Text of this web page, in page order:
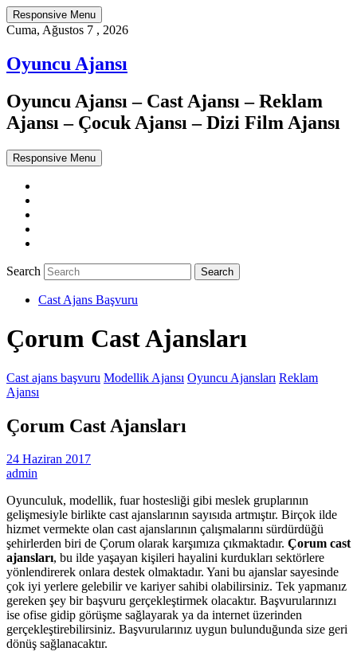
Responsive Menu
Cuma, Ağustos 7 , 2026
Oyuncu Ajansı
Oyuncu Ajansı – Cast Ajansı – Reklam
Ajansı – Çocuk Ajansı – Dizi Film Ajansı
Responsive Menu
Search
Cast Ajans Başvuru
Çorum Cast Ajansları
Cast ajans başvuru Modellik Ajansı Oyuncu Ajansları Reklam
Ajansı
Çorum Cast Ajansları
24 Haziran 2017
admin
Oyunculuk, modellik, fuar hostesliği gibi meslek gruplarının
gelişmesiyle birlikte cast ajanslarının sayısıda artmıştır. Birçok ilde
hizmet vermekte olan cast ajanslarının çalışmalarını sürdürdüğü
şehirlerden biri de Çorum olarak karşımıza çıkmaktadır. Çorum cast
ajansları, bu ilde yaşayan kişileri hayalini kurdukları sektörlere
yönlendirerek onlara destek olmaktadır. Yani bu ajanslar sayesinde
çok iyi yerlere gelebilir ve kariyer sahibi olabilirsiniz. Tek yapmanız
gereken şey bir başvuru gerçekleştirmek olacaktır. Başvurularınızı
ise ofise gidip görüşme sağlayarak ya da internet üzerinden
gerçekleştirebilirsiniz. Başvurularınız uygun bulunduğunda size geri
dönüş sağlanacaktır.